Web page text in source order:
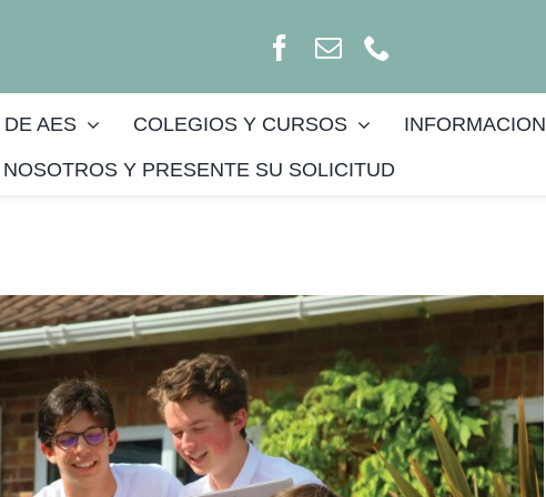
AES COLEGIOS Y CURSOS INFORMACION
Y PRESENTE SU SOLICITUD